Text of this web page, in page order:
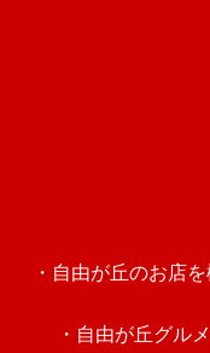
・自由が丘のお店
・自由が丘グルメ